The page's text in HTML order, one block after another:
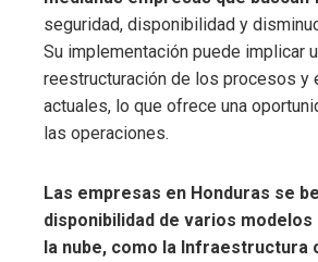
seguridad, disponibilidad y
Su implementación puede implicar
reestructuración de los procesos y
actuales, lo que ofrece una
las operaciones.
Las empresas en Honduras se
disponibilidad de varios
la nube, como la Infraestructura